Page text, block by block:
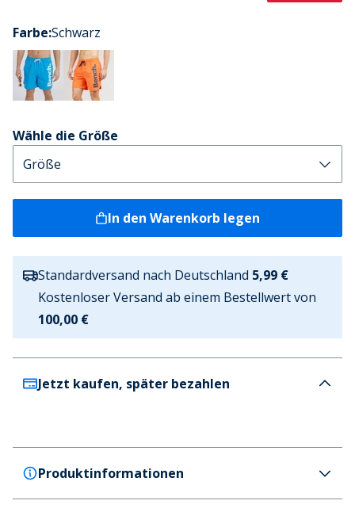
Farbe:Schwarz
Wähle die Größe
In den Warenkorb legen
Standardversand nach Deutschland 5,99 €
Kostenloser Versand ab einem Bestellwert von
100,00 €
Jetzt kaufen, später bezahlen
Produktinformationen